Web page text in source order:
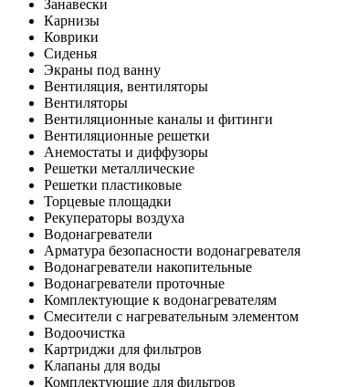
Занавески
Карнизы
Коврики
Сиденья
Экраны под ванну
Вентиляция, вентиляторы
Вентиляторы
Вентиляционные каналы и фитинги
Вентиляционные решетки
Анемостаты и диффузоры
Решетки металлические
Решетки пластиковые
Торцевые площадки
Рекуператоры воздуха
Водонагреватели
Арматура безопасности водонагревателя
Водонагреватели накопительные
Водонагреватели проточные
Комплектующие к водонагревателям
Смесители с нагревательным элементом
Водоочистка
Картриджи для фильтров
Клапаны для воды
Комплектующие для фильтров